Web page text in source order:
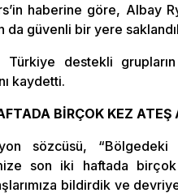
haberine göre, Albay
da güvenli bir yere
Türkiye destekli
kaydetti.
BİRÇOK KEZ ATEŞ
sözcüsü,
son iki haftada birçok
bildirdik ve